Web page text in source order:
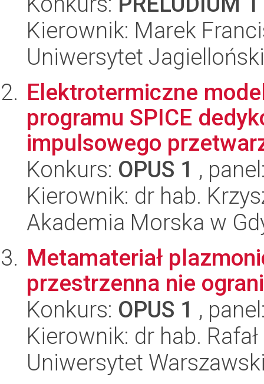
Kierownik: Marek
Uniwersytet
Elektrotermiczne
programu SPICE
impulsowego
Konkurs: OPUS 1 ,
Kierownik: dr hab.
Akademia Morska w
Metamateriał
przestrzenna nie
Konkurs: OPUS 1 ,
Kierownik: dr hab.
Uniwersytet